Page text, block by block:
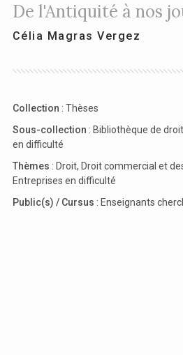
De l'Antiquité à nos
Célia Magras Vergez
Collection : Thèses
Sous-collection : Bibliothèque de
en difficulté
Thèmes : Droit, Droit commercial et
Entreprises en difficulté
Public(s) / Cursus : Enseignants